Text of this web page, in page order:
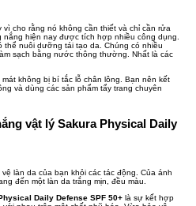
cho rằng nó không cần thiết và chỉ cần rửa
nắng hiện nay được tích hợp nhiều công dụng.
nuôi dưỡng tái tạo da. Chúng có nhiều
sạch bằng nước thông thường. Nhất là các
không bị bí tắc lỗ chân lông. Bạn nên kết
và dùng các sản phẩm tẩy trang chuyên
vật lý Sakura Physical Daily
làn da của bạn khỏi các tác động. Của ánh
đến một làn da trắng mịn, đều màu.
Daily Defense SPF 50+ là sự kết hợp